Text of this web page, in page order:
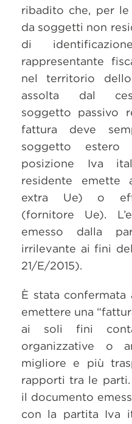
ribadito che, per
da soggetti non
di
rappresentante
nel territorio
assolta dal
soggetto passivo
fattura deve
soggetto
posizione Iva
residente emette
extra Ue) o
(fornitore Ue).
emesso dalla
irrilevante ai fini
21/E/2015).
È stata
emettere una
ai soli fini
organizzative o
migliore e più
rapporti tra le
il documento
con la partita Iva